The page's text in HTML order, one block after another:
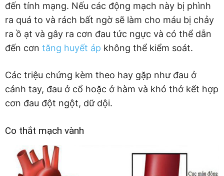
đến tính mạng. Nếu các động mạch này bị phình
ra quá to và rách bất ngờ sẽ làm cho máu bị chảy
ra ồ ạt và gây ra cơn đau tức ngực và có thể dẫn
đến cơn tăng huyết áp không thể kiểm soát.
Các triệu chứng kèm theo hay gặp như đau ở
cánh tay, đau ở cổ hoặc ở hàm và khó thở kết hợp
cơn đau đột ngột, dữ dội.
Co thắt mạch vành